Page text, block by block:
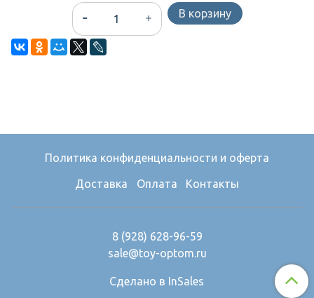
В корзину
Политика конфиденциальности и оферта
Доставка Оплата Контакты
8 (928) 628-96-59
sale@toy-optom.ru
Сделано в InSales